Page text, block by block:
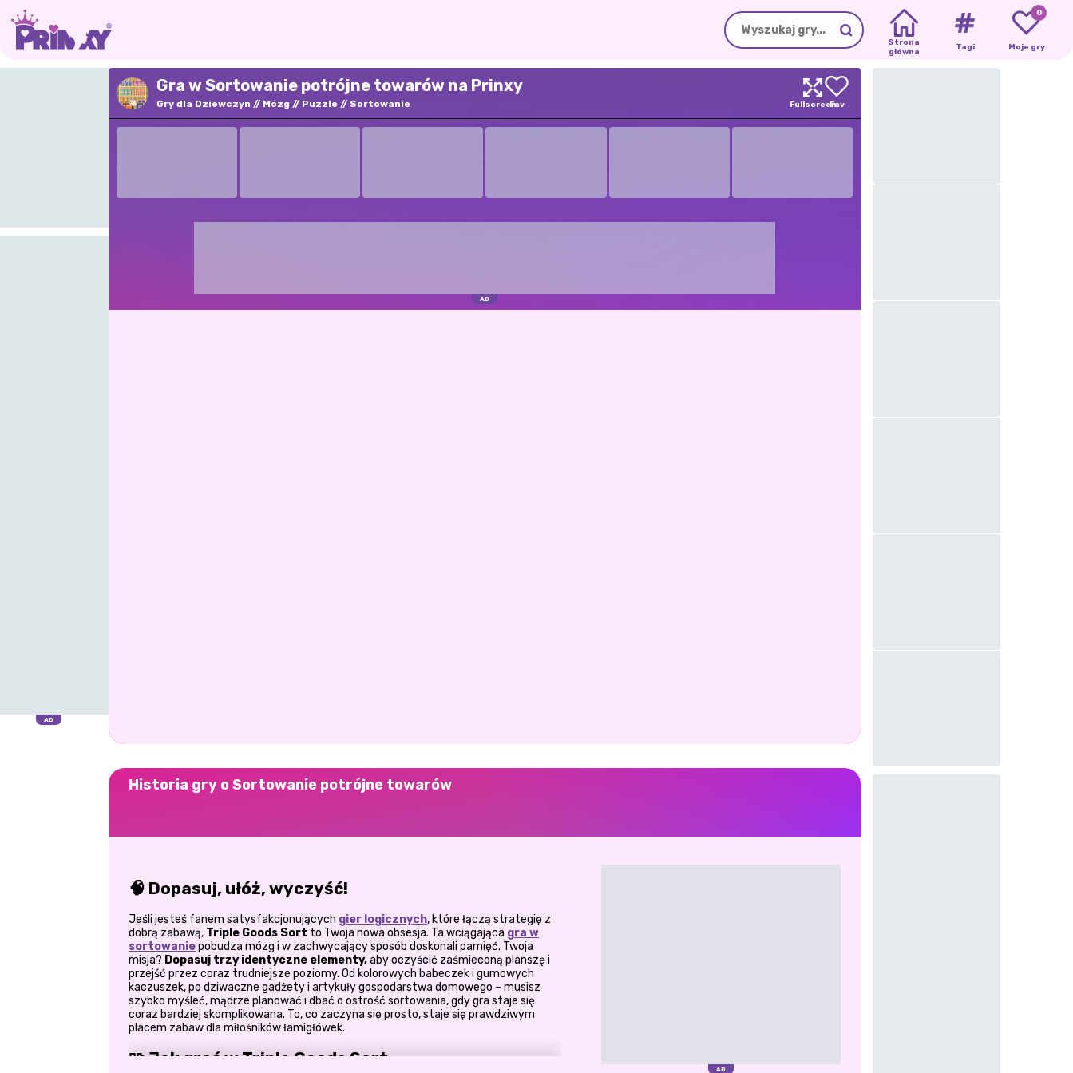
Strona
główna
Tagi
0
Moje gry
Gra w Sortowanie potrójne towarów na Prinxy
Gry dla Dziewczyn Mózg Puzzle Sortowanie
Historia gry o Sortowanie potrójne towarów
🧠 Dopasuj, ułóż, wyczyść!
Jeśli jesteś fanem satysfakcjonujących gier logicznych, które łączą strategię z
dobrą zabawą, Triple Goods Sort to Twoja nowa obsesja. Ta wciągająca gra w
sortowaniepobudza mózg i w zachwycający sposób doskonali pamięć. Twoja
misja? Dopasuj trzy identyczne elementy,aby oczyścić zaśmieconą planszę i
przejść przez coraz trudniejsze poziomy. Od kolorowych babeczek i gumowych
kaczuszek, po dziwaczne gadżety i artykuły gospodarstwa domowego – musisz
szybko myśleć, mądrze planować i dbać o ostrość sortowania, gdy gra staje się
coraz bardziej skomplikowana. To, co zaczyna się prosto, staje się prawdziwym
placem zabaw dla miłośników łamigłówek.
🧩 Jak grać w Triple Goods Sort